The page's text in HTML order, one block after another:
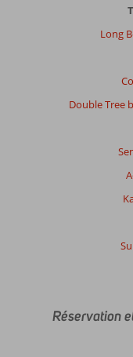
Long
Double Tree
Réservation